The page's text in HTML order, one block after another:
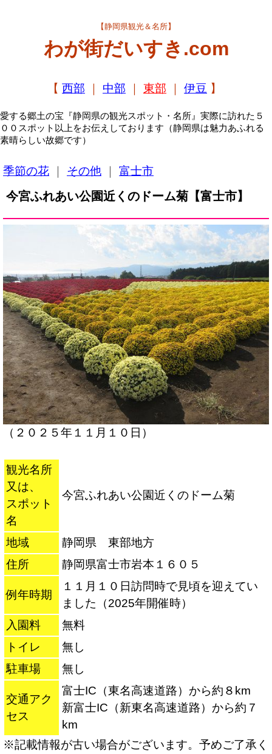
【静岡県観光＆名所】
わが街だいすき.com
【 西部 中部 東部 伊豆 】
愛する郷土の宝『静岡県の観光スポット・名所』実際に訪れた５
００スポット以上をお伝えしております（静岡県は魅力あふれる
素晴らしい故郷です）
季節の花 その他 富士市
今宮ふれあい公園近くのドーム菊【富士市】
（２０２５年１１月１０日）
観光名所
又は、
スポット
名
今宮ふれあい公園近くのドーム菊
地域
静岡県 東部地方
住所
静岡県富士市岩本１６０５
例年時期
１１月１０日訪問時で見頃を迎えてい
ました（2025年開催時）
入園料
無料
トイレ
無し
駐車場
無し
交通アク
セス
富士IC（東名高速道路）から約８km
新富士IC（新東名高速道路）から約７
km
※記載情報が古い場合がございます。予めご了承く